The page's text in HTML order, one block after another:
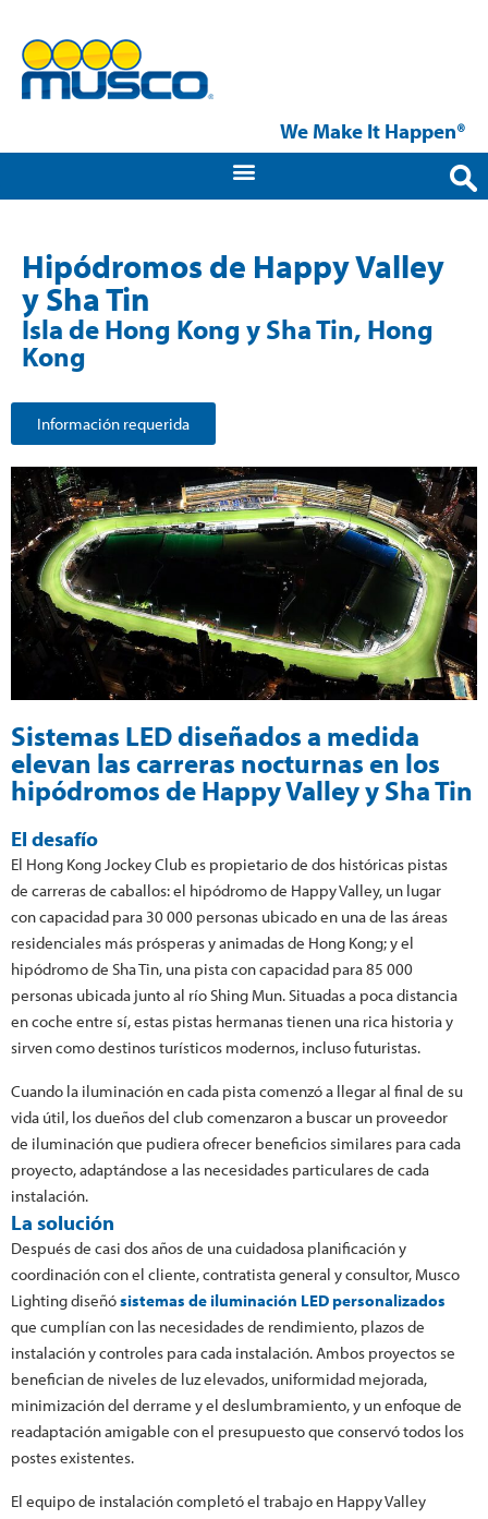
We Make It Happen®
Hipódromos de Happy Valley
y Sha Tin
Isla de Hong Kong y Sha Tin, Hong
Kong
Información requerida
Sistemas LED diseñados a medida
elevan las carreras nocturnas en los
hipódromos de Happy Valley y Sha Tin
El desafío
El Hong Kong Jockey Club es propietario de dos históricas pistas
de carreras de caballos: el hipódromo de Happy Valley, un lugar
con capacidad para 30 000 personas ubicado en una de las áreas
residenciales más prósperas y animadas de Hong Kong; y el
hipódromo de Sha Tin, una pista con capacidad para 85 000
personas ubicada junto al río Shing Mun. Situadas a poca distancia
en coche entre sí, estas pistas hermanas tienen una rica historia y
sirven como destinos turísticos modernos, incluso futuristas.
Cuando la iluminación en cada pista comenzó a llegar al final de su
vida útil, los dueños del club comenzaron a buscar un proveedor
de iluminación que pudiera ofrecer beneficios similares para cada
proyecto, adaptándose a las necesidades particulares de cada
instalación.
La solución
Después de casi dos años de una cuidadosa planificación y
coordinación con el cliente, contratista general y consultor, Musco
Lighting diseñósistemas de iluminación LED personalizados
que cumplían con las necesidades de rendimiento, plazos de
instalación y controles para cada instalación. Ambos proyectos se
benefician de niveles de luz elevados, uniformidad mejorada,
minimización del derrame y el deslumbramiento, y un enfoque de
readaptación amigable con el presupuesto que conservó todos los
postes existentes.
El equipo de instalación completó el trabajo en Happy Valley